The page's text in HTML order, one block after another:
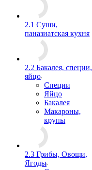
2.1 Суши,
паназиатская кухня
2.2 Бакалея, специи,
яйцо
Специи
Яйцо
Бакалея
Макароны,
крупы
2.3 Грибы, Овощи,
Ягоды